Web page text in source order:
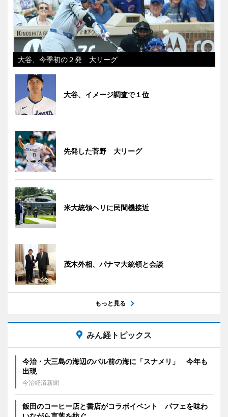
大谷、今季初の２発 大リーグ
大谷、イメージ調査で１位
先発した菅野 大リーグ
米大統領ヘリに民間機接近
茂木外相、パナマ大統領と会談
もっと見る
みん経トピックス
今治・大三島の海辺のバル前の海に「スナメリ」 今年も
出現
今治経済新聞
飯田のコーヒー店と書店がコラボイベント パフェを味わ